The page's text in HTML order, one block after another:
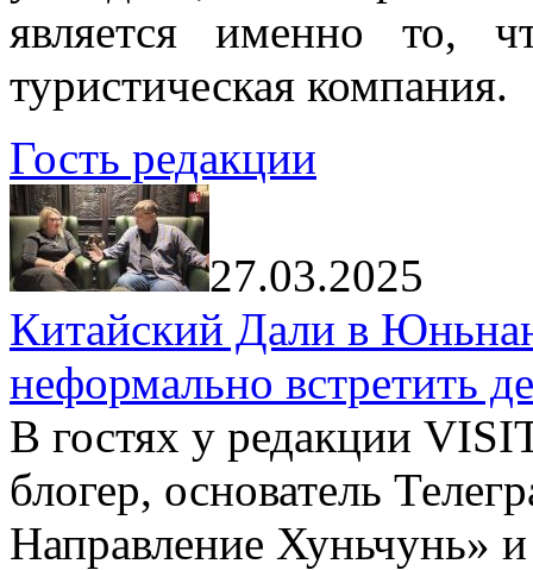
является именно то,
туристическая компания.
Гость редакции
27.03.2025
Китайский Дали в
неформально встретить
В гостях у редакции
блогер, основатель
Направление Хуньчунь»